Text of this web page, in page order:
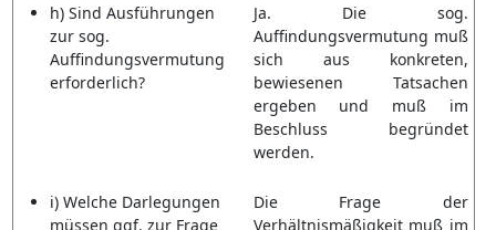
h) Sind Ausführungen
zur sog.
Auffindungsvermutung
erforderlich?
Ja. Die sog.
Auffindungsvermutung muß
sich aus konkreten,
bewiesenen Tatsachen
ergeben und muß im
Beschluss begründet
werden.
i) Welche Darlegungen
müssen ggf. zur Frage
Die Frage der
Verhältnismäßigkeit muß im